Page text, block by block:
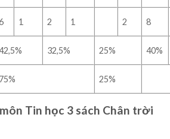
1 2 1 2 8
32,5% 25% 40%
75% 25%
Tin học 3 sách Chân trời